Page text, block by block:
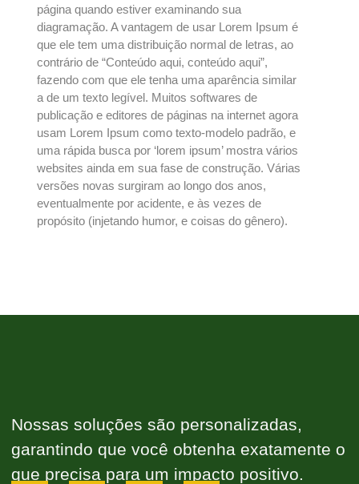
página quando estiver examinando sua
diagramação. A vantagem de usar Lorem Ipsum é
que ele tem uma distribuição normal de letras, ao
contrário de “Conteúdo aqui, conteúdo aqui”,
fazendo com que ele tenha uma aparência similar
a de um texto legível. Muitos softwares de
publicação e editores de páginas na internet agora
usam Lorem Ipsum como texto-modelo padrão, e
uma rápida busca por ‘lorem ipsum’ mostra vários
websites ainda em sua fase de construção. Várias
versões novas surgiram ao longo dos anos,
eventualmente por acidente, e às vezes de
propósito (injetando humor, e coisas do gênero).
Nossas soluções são personalizadas,
garantindo que você obtenha exatamente o
que precisa para um impacto positivo.